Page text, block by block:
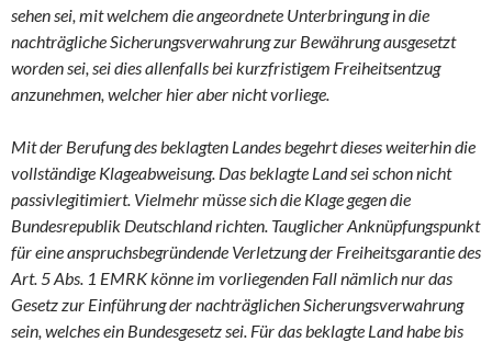
sehen sei, mit welchem die angeordnete Unterbringung in die
nachträgliche Sicherungsverwahrung zur Bewährung ausgesetzt
worden sei, sei dies allenfalls bei kurzfristigem Freiheitsentzug
anzunehmen, welcher hier aber nicht vorliege.
Mit der Berufung des beklagten Landes begehrt dieses weiterhin die
vollständige Klageabweisung. Das beklagte Land sei schon nicht
passivlegitimiert. Vielmehr müsse sich die Klage gegen die
Bundesrepublik Deutschland richten. Tauglicher Anknüpfungspunkt
für eine anspruchsbegründende Verletzung der Freiheitsgarantie des
Art. 5 Abs. 1 EMRK könne im vorliegenden Fall nämlich nur das
Gesetz zur Einführung der nachträglichen Sicherungsverwahrung
sein, welches ein Bundesgesetz sei. Für das beklagte Land habe bis